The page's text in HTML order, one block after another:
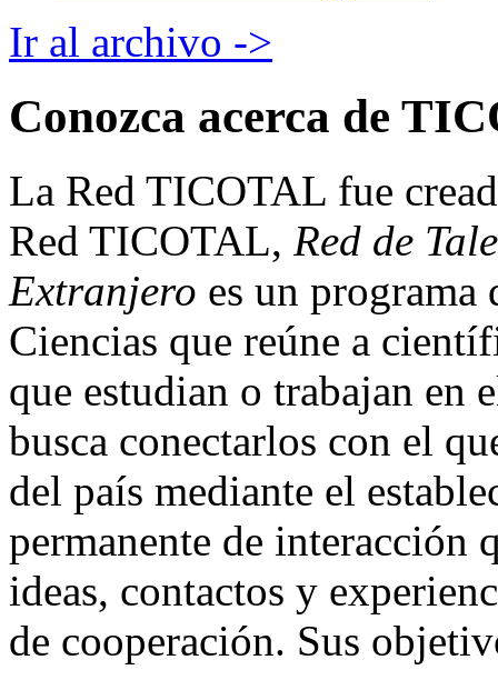
Ir al archivo ->
Conozca acerca de
La Red TICOTAL fue
Red TICOTAL, Red de
Extranjero es un programa
Ciencias que reúne a
que estudian o trabajan en
busca conectarlos con el
del país mediante el
permanente de interacción
ideas, contactos y
de cooperación. Sus